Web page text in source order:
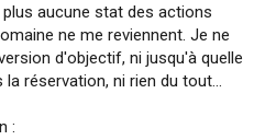
aucune stat des actions
ne me reviennent. Je ne
d'objectif, ni jusqu'à quelle
réservation, ni rien du tout...
: